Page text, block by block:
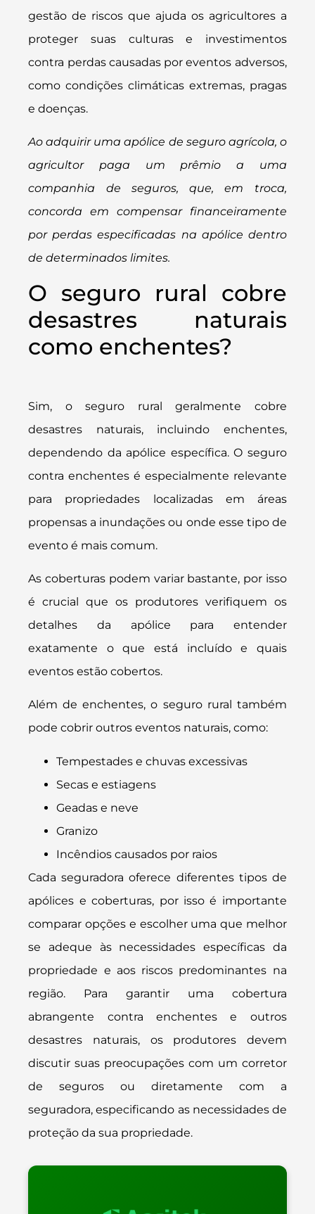
gestão de riscos que ajuda os agricultores a
proteger suas culturas e investimentos
contra perdas causadas por eventos adversos,
como condições climáticas extremas, pragas
e doenças.
Ao adquirir uma apólice de seguro agrícola, o
agricultor paga um prêmio a uma
companhia de seguros, que, em troca,
concorda em compensar financeiramente
por perdas especificadas na apólice dentro
de determinados limites.
O seguro rural cobre
desastres naturais
como enchentes?
Sim, o seguro rural geralmente cobre
desastres naturais, incluindo enchentes,
dependendo da apólice específica. O seguro
contra enchentes é especialmente relevante
para propriedades localizadas em áreas
propensas a inundações ou onde esse tipo de
evento é mais comum.
As coberturas podem variar bastante, por isso
é crucial que os produtores verifiquem os
detalhes da apólice para entender
exatamente o que está incluído e quais
eventos estão cobertos.
Além de enchentes, o seguro rural também
pode cobrir outros eventos naturais, como:
Tempestades e chuvas excessivas
Secas e estiagens
Geadas e neve
Granizo
Incêndios causados por raios
Cada seguradora oferece diferentes tipos de
apólices e coberturas, por isso é importante
comparar opções e escolher uma que melhor
se adeque às necessidades específicas da
propriedade e aos riscos predominantes na
região. Para garantir uma cobertura
abrangente contra enchentes e outros
desastres naturais, os produtores devem
discutir suas preocupações com um corretor
de seguros ou diretamente com a
seguradora, especificando as necessidades de
proteção da sua propriedade.